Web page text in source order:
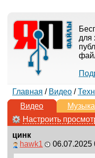
для
Главная / Видео/
Видео
Музыка
Настроить
цинк
hawk1
06.07.2025